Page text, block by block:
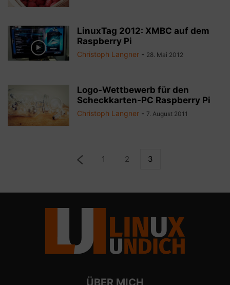
LinuxTag 2012: XMBC auf dem
Raspberry Pi
Christoph Langner - 28. Mai 2012
Logo-Wettbewerb für den
Scheckkarten-PC Raspberry Pi
Christoph Langner - 7. August 2011
1 2 3
ÜBER MICH